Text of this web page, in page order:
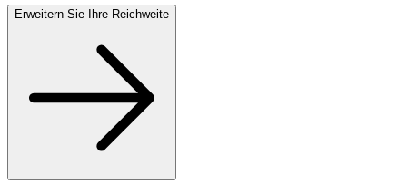
Erweitern Sie Ihre Reichweite